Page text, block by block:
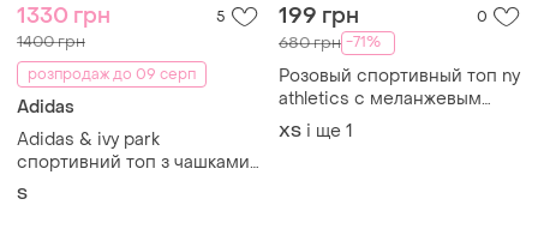
1330 грн 5
1400 грн
розпродаж до 09 серп
Adidas
Adidas & ivy park
спортивний топ з чашками
на змійці гусяча лапка
S
199 грн 0
680 грн -71%
Розовый спортивный топ ny
athletics с меланжевым
эффектом и
регулируемыми бретелями.
ХS і ще 1